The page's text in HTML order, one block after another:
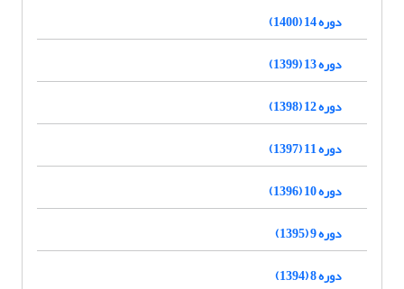
دوره 14 (1400)
دوره 13 (1399)
دوره 12 (1398)
دوره 11 (1397)
دوره 10 (1396)
دوره 9 (1395)
دوره 8 (1394)